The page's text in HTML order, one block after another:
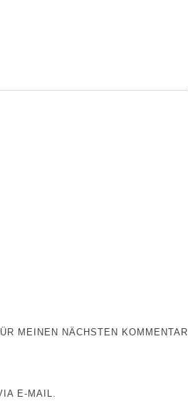
MEINEN NÄCHSTEN KOMMENTAR
E-MAIL.